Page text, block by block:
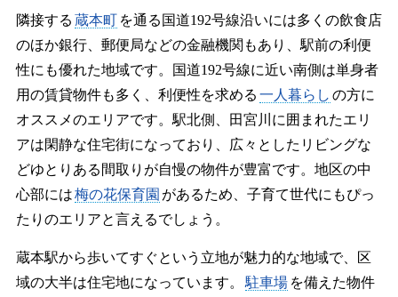
隣接する 蔵本町 を通る国道192号線沿いには多くの飲食店
のほか銀行、郵便局などの金融機関もあり、駅前の利便
性にも優れた地域です。国道192号線に近い南側は単身者
用の賃貸物件も多く、利便性を求める 一人暮らし の方に
オススメのエリアです。駅北側、田宮川に囲まれたエリ
アは閑静な住宅街になっており、広々としたリビングな
どゆとりある間取りが自慢の物件が豊富です。地区の中
心部には梅の花保育園 があるため、子育て世代にもぴっ
たりのエリアと言えるでしょう。
蔵本駅から歩いてすぐという立地が魅力的な地域で、区
域の大半は住宅地になっています。
駐車場 を備えた物件